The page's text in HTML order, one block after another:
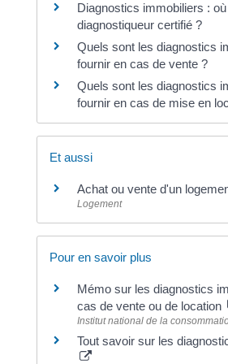
Diagnostics immobiliers :
diagnostiqueur certifié ?
Quels sont les diagnostics
fournir en cas de vente ?
Quels sont les diagnostics
fournir en cas de mise en
Et aussi
Achat ou vente d'un
Logement
Pour en savoir plus
Mémo sur les diagnostics
cas de vente ou de location
Institut national de la
Tout savoir sur les